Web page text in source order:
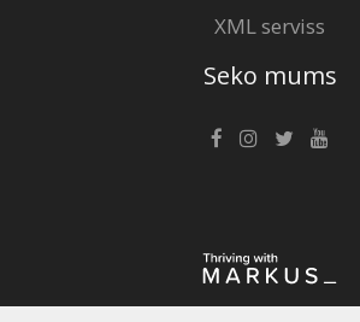
XML serviss
Seko mums